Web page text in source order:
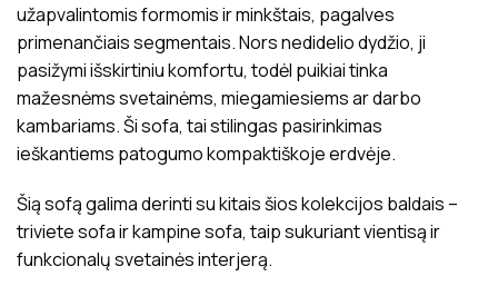
užapvalintomis formomis ir minkštais, pagalves
primenančiais segmentais. Nors nedidelio dydžio, ji
pasižymi išskirtiniu komfortu, todėl puikiai tinka
mažesnėms svetainėms, miegamiesiems ar darbo
kambariams. Ši sofa, tai stilingas pasirinkimas
ieškantiems patogumo kompaktiškoje erdvėje.
Šią sofą galima derinti su kitais šios kolekcijos baldais –
triviete sofa ir kampine sofa, taip sukuriant vientisą ir
funkcionalų svetainės interjerą.